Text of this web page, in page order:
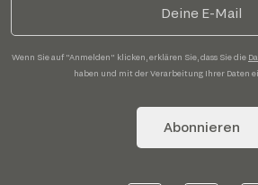
Wenn Sie auf "Anmelden" klicken, erklären Sie, dass Sie die
haben und mit der Verarbeitung Ihrer Daten
Abonnieren